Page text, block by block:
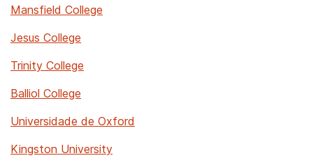
Mansfield College
Jesus College
Trinity College
Balliol College
Universidade de Oxford
Kingston University